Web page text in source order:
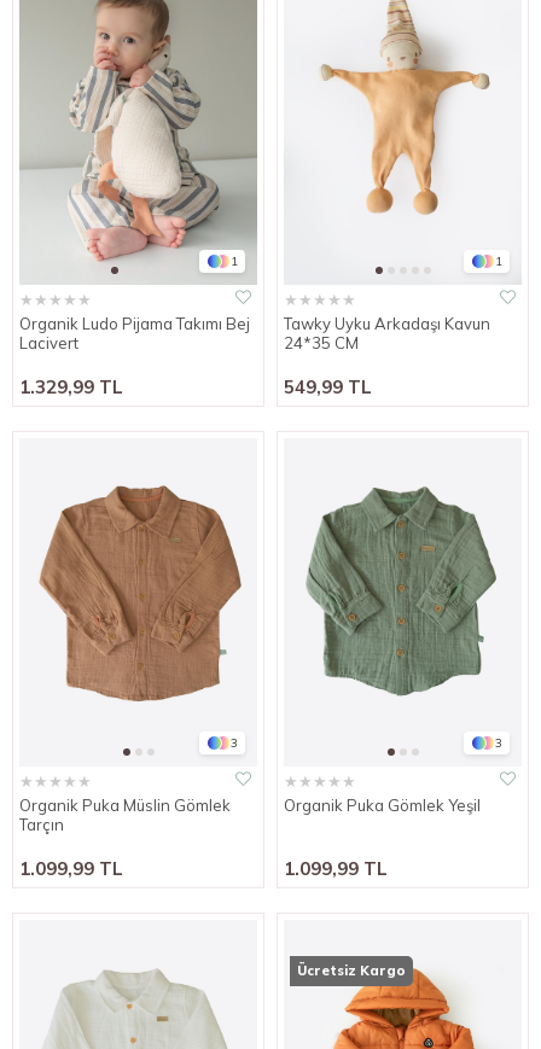
1
★★★★★
Organik Ludo Pijama Takımı Bej
Lacivert
1.329,99 TL
1
★★★★★
Tawky Uyku Arkadaşı Kavun
24*35 CM
549,99 TL
3
★★★★★
Organik Puka Müslin Gömlek
Tarçın
1.099,99 TL
3
★★★★★
Organik Puka Gömlek Yeşil
1.099,99 TL
Ücretsiz Kargo